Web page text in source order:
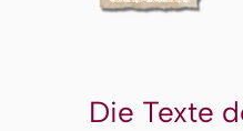
Die Texte